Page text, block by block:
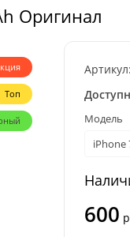
Оригинал
Топ
Артикул:
Модель
iPhone
600